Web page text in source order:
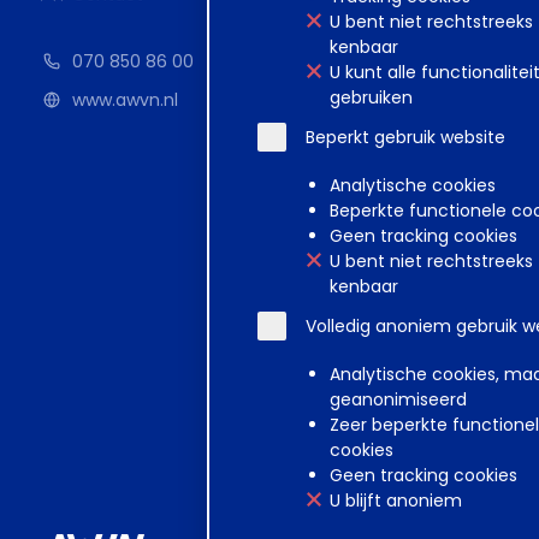
U bent niet rechtstreeks
kenbaar
U kunt alle
gebruiken
Beperkt gebruik website
Analytische cookies
Beperkte functionele
Geen tracking cookies
U bent niet rechtstreeks
kenbaar
Volledig anoniem gebruik
Analytische cookies,
geanonimiseerd
Zeer beperkte
cookies
Geen tracking cookies
U blijft anoniem
070 850 86 00
www.awvn.nl